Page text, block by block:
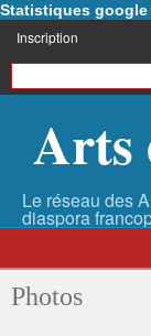
Statistiques google
Inscription
Arts
Photos